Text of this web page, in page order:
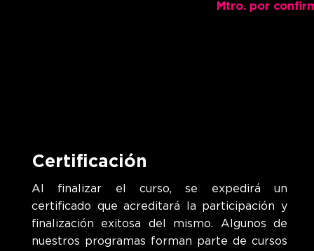
Mtro. por
Certificación
Al finalizar el curso, se expedirá un
certificado que acreditará la participación y
finalización exitosa del mismo. Algunos de
nuestros programas forman parte de cursos